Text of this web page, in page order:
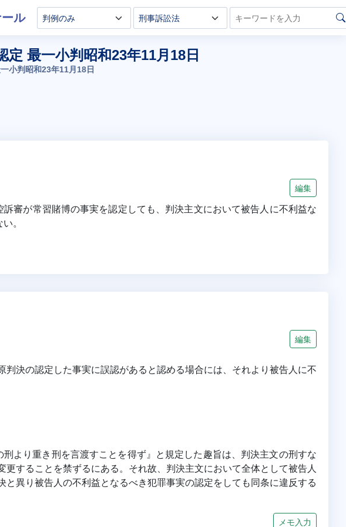
ル
最一小判昭和23年11月18日
小判昭和23年11月18日
編集
審が常習賭博の事実を認定しても、判決主文において被告人に不利益な
。
編集
決の認定した事実に誤認があると認める場合には、それより被告人に不
より重き刑を言渡すことを得ず』と規定した趣旨は、判決主文の刑すな
することを禁ずるにある。それ故、判決主文において全体として被告人
異り被告人の不利益となるべき犯罪事実の認定をしても同条に違反する
メモ入力